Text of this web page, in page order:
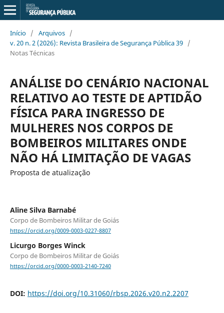
Início / Arquivos /
v. 20 n. 2 (2026): Revista Brasileira de Segurança Pública 39 /
Notas Técnicas
ANÁLISE DO CENÁRIO NACIONAL
RELATIVO AO TESTE DE APTIDÃO
FÍSICA PARA INGRESSO DE
MULHERES NOS CORPOS DE
BOMBEIROS MILITARES ONDE
NÃO HÁ LIMITAÇÃO DE VAGAS
Proposta de atualização
Aline Silva Barnabé
Corpo de Bombeiros Militar de Goiás
https://orcid.org/0009-0003-0227-8807
Licurgo Borges Winck
Corpo de Bombeiros Militar de Goiás
https://orcid.org/0000-0003-2140-7240
DOI: https://doi.org/10.31060/rbsp.2026.v20.n2.2207